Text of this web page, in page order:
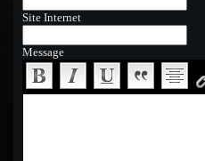
Site Internet
Message